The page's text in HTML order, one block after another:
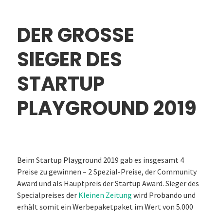
DER GROSSE S
IEGER DES S
TARTUP P
LAYGROUND 2019
Beim Startup Playground 2019 gab es insgesamt 4
Preise zu gewinnen – 2 Spezial-Preise, der Community
Award und als Hauptpreis der Startup Award. Sieger des
Specialpreises der Kleinen Zeitung wird Probando und
erhält somit ein Werbepaketpaket im Wert von 5.000